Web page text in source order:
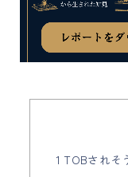
1 TOBされそ